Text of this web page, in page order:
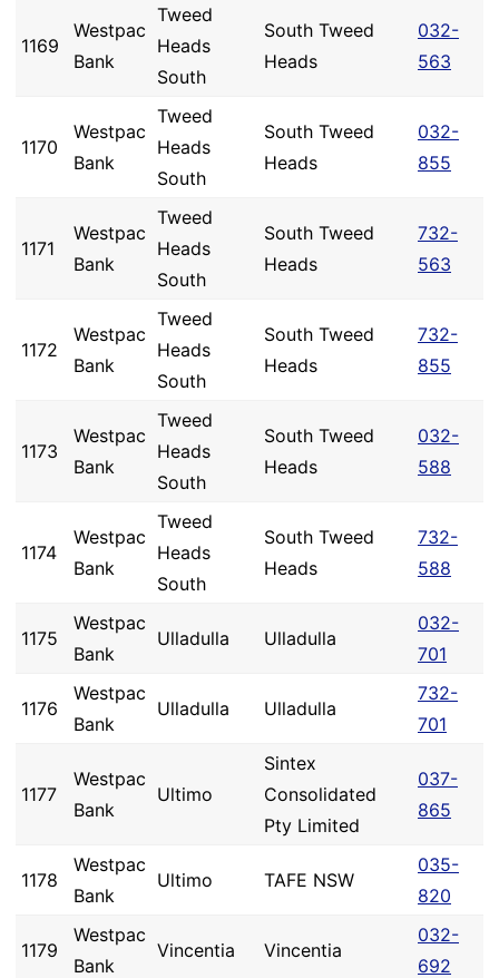
1169
Westpac
Bank
Tweed
Heads
South
South Tweed
Heads
032-
563
1170
Westpac
Bank
Tweed
Heads
South
South Tweed
Heads
032-
855
1171
Westpac
Bank
Tweed
Heads
South
South Tweed
Heads
732-
563
1172
Westpac
Bank
Tweed
Heads
South
South Tweed
Heads
732-
855
1173
Westpac
Bank
Tweed
Heads
South
South Tweed
Heads
032-
588
1174
Westpac
Bank
Tweed
Heads
South
South Tweed
Heads
732-
588
1175
Westpac
Bank
Ulladulla Ulladulla
032-
701
1176
Westpac
Bank
Ulladulla Ulladulla
732-
701
1177
Westpac
Bank
Ultimo
Sintex
Consolidated
Pty Limited
037-
865
1178
Westpac
Bank
Ultimo TAFE NSW
035-
820
1179
Westpac
Bank
Vincentia Vincentia
032-
692